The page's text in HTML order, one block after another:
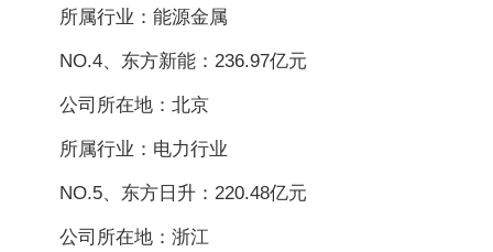
所属行业：能源金属
NO.4、东方新能：236.97亿元
公司所在地：北京
所属行业：电力行业
NO.5、东方日升：220.48亿元
公司所在地：浙江